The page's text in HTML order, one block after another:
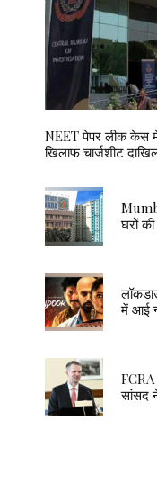
NEET पेपर लीक केस
खिलाफ चार्जशीट
घरों
में आई
सांसद